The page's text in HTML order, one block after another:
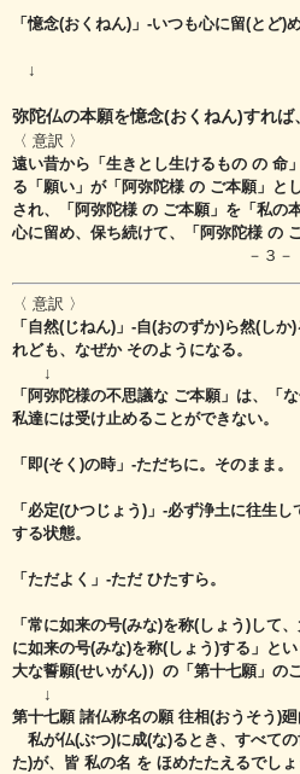
「憶念(おくねん)」-いつも心に留(とど)
↓
弥陀仏の本願を憶念(おくねん)すれば、
〈 意訳 〉
遠い昔から「生きとし生けるもの の 命
る「願い」が「阿弥陀様 の ご本願」と
され、
「阿弥陀様 の ご本願」を「私の
心に留め、保ち続けて、「阿弥陀様 の
－３－
〈 意訳 〉
「自然(じねん)」-自(おのずか)ら然(し
れども、なぜか そのようになる。
↓
「阿弥陀様の不思議な ご本願」は、「
私達には受け止めることができない。
「即(そく)の時」‐ただちに。そのまま。
「必定(ひつじょう)」‐必ず浄土に往生
する状態。
「ただよく」‐ただ ひたすら。
「常に如来の号(みな)を称(しょう)して
に如来の号(みな)を称(しょう)する」とい
大な誓願(せいがん)）の「第十七願」のこ
↓
第十七願 諸仏称名の願 往相(おうそう)
私が仏(ぶつ)に成(な)るとき、すべて
た)が、 皆 私の名 を ほめたたえるでしょ